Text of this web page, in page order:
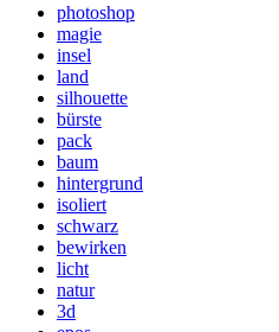
photoshop
magie
insel
land
silhouette
bürste
pack
baum
hintergrund
isoliert
schwarz
bewirken
licht
natur
3d